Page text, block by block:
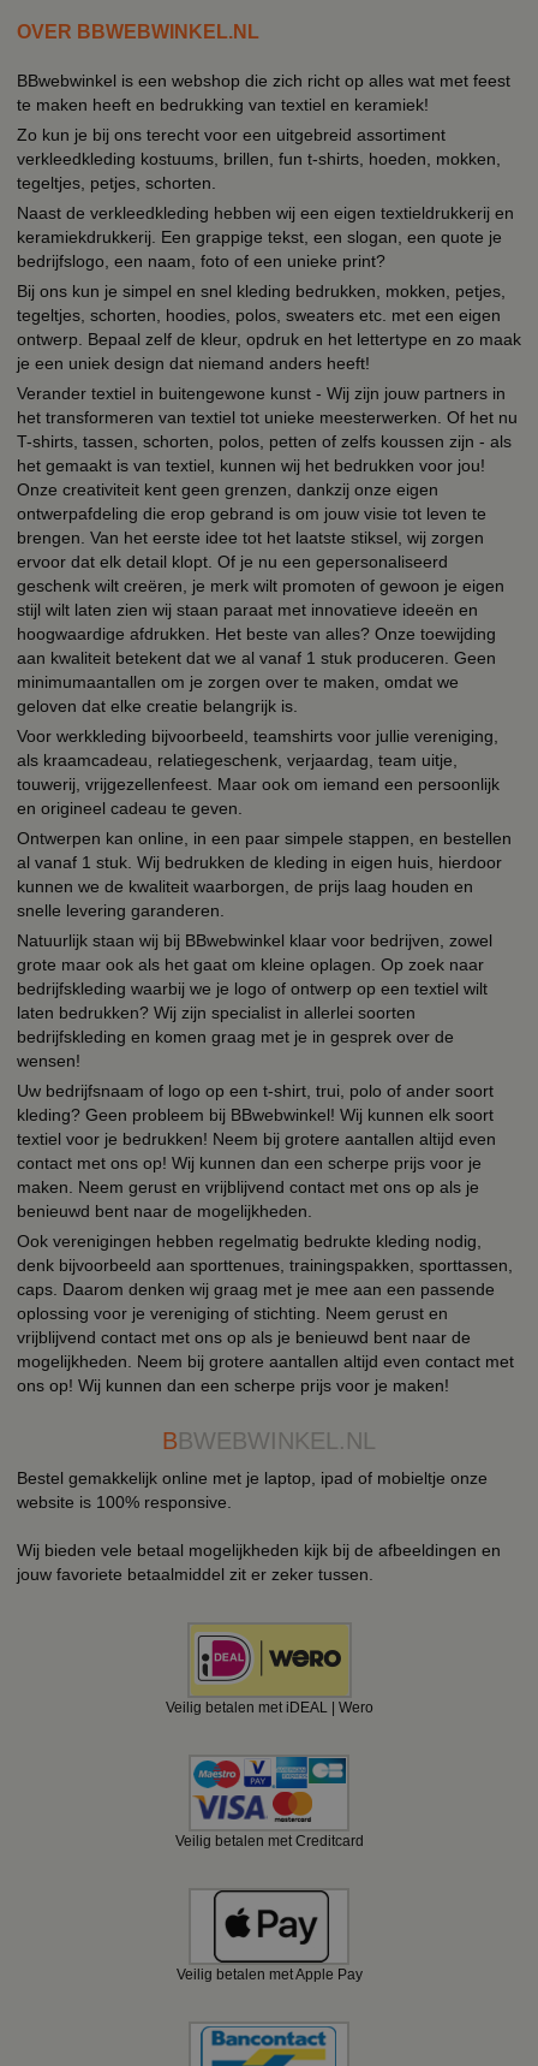
OVER BBWEBWINKEL.NL
BBwebwinkel is een webshop die zich richt op alles wat met feest
te maken heeft en bedrukking van textiel en keramiek!
Zo kun je bij ons terecht voor een uitgebreid assortiment
verkleedkleding kostuums, brillen, fun t-shirts, hoeden, mokken,
tegeltjes, petjes, schorten.
Naast de verkleedkleding hebben wij een eigen textieldrukkerij en
keramiekdrukkerij. Een grappige tekst, een slogan, een quote je
bedrijfslogo, een naam, foto of een unieke print?
Bij ons kun je simpel en snel kleding bedrukken, mokken, petjes,
tegeltjes, schorten, hoodies, polos, sweaters etc. met een eigen
ontwerp. Bepaal zelf de kleur, opdruk en het lettertype en zo maak
je een uniek design dat niemand anders heeft!
Verander textiel in buitengewone kunst - Wij zijn jouw partners in
het transformeren van textiel tot unieke meesterwerken. Of het nu
T-shirts, tassen, schorten, polos, petten of zelfs koussen zijn - als
het gemaakt is van textiel, kunnen wij het bedrukken voor jou!
Onze creativiteit kent geen grenzen, dankzij onze eigen
ontwerpafdeling die erop gebrand is om jouw visie tot leven te
brengen. Van het eerste idee tot het laatste stiksel, wij zorgen
ervoor dat elk detail klopt. Of je nu een gepersonaliseerd
geschenk wilt creëren, je merk wilt promoten of gewoon je eigen
stijl wilt laten zien wij staan paraat met innovatieve ideeën en
hoogwaardige afdrukken. Het beste van alles? Onze toewijding
aan kwaliteit betekent dat we al vanaf 1 stuk produceren. Geen
minimumaantallen om je zorgen over te maken, omdat we
geloven dat elke creatie belangrijk is.
Voor werkkleding bijvoorbeeld, teamshirts voor jullie vereniging,
als kraamcadeau, relatiegeschenk, verjaardag, team uitje,
touwerij, vrijgezellenfeest. Maar ook om iemand een persoonlijk
en origineel cadeau te geven.
Ontwerpen kan online, in een paar simpele stappen, en bestellen
al vanaf 1 stuk. Wij bedrukken de kleding in eigen huis, hierdoor
kunnen we de kwaliteit waarborgen, de prijs laag houden en
snelle levering garanderen.
Natuurlijk staan wij bij BBwebwinkel klaar voor bedrijven, zowel
grote maar ook als het gaat om kleine oplagen. Op zoek naar
bedrijfskleding waarbij we je logo of ontwerp op een textiel wilt
laten bedrukken? Wij zijn specialist in allerlei soorten
bedrijfskleding en komen graag met je in gesprek over de
wensen!
Uw bedrijfsnaam of logo op een t-shirt, trui, polo of ander soort
kleding? Geen probleem bij BBwebwinkel! Wij kunnen elk soort
textiel voor je bedrukken! Neem bij grotere aantallen altijd even
contact met ons op! Wij kunnen dan een scherpe prijs voor je
maken. Neem gerust en vrijblijvend contact met ons op als je
benieuwd bent naar de mogelijkheden.
Ook verenigingen hebben regelmatig bedrukte kleding nodig,
denk bijvoorbeeld aan sporttenues, trainingspakken, sporttassen,
caps. Daarom denken wij graag met je mee aan een passende
oplossing voor je vereniging of stichting. Neem gerust en
vrijblijvend contact met ons op als je benieuwd bent naar de
mogelijkheden. Neem bij grotere aantallen altijd even contact met
ons op! Wij kunnen dan een scherpe prijs voor je maken!
BBWEBWINKEL.NL
Bestel gemakkelijk online met je laptop, ipad of mobieltje onze
website is 100% responsive.
Wij bieden vele betaal mogelijkheden kijk bij de afbeeldingen en
jouw favoriete betaalmiddel zit er zeker tussen.
Veilig betalen met iDEAL | Wero
Veilig betalen met Creditcard
Veilig betalen met Apple Pay